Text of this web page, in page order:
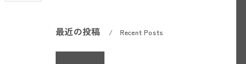
最近の投稿 Recent Posts